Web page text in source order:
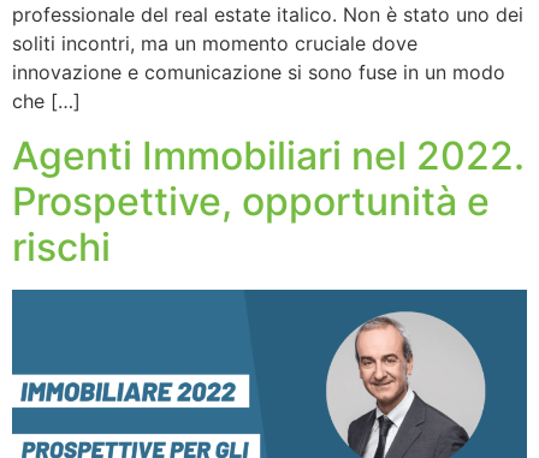
professionale del real estate italico. Non è stato uno dei
soliti incontri, ma un momento cruciale dove
innovazione e comunicazione si sono fuse in un modo
che […]
Agenti Immobiliari nel 2022.
Prospettive, opportunità e
rischi